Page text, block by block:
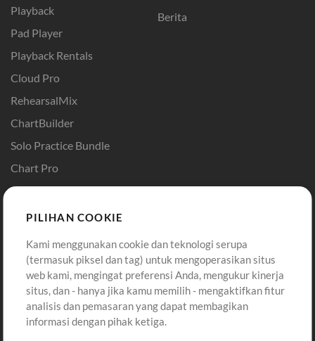
Playback
Pad Player
Playback Rentals
Cloud Pro
RehearsalMix
ChartBuilder
Solo Practice Bundle
Chart Pro
Template ProPresenter
Sound
Berita
Pembelian
Beli Kredit
Konten Gratis
Permintaan Lagu
Akun
Masuk
Daftar
Lihat Keranjang
PILIHAN COOKIE
Kami menggunakan cookie dan teknologi serupa
(termasuk piksel dan tag) untuk mengoperasikan situs
web kami, mengingat preferensi Anda, mengukur kinerja
situs, dan - hanya jika kamu memilih - mengaktifkan fitur
analisis dan pemasaran yang dapat membagikan
informasi dengan pihak ketiga.